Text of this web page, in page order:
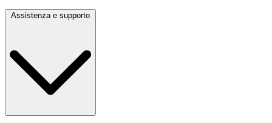
Assistenza e supporto